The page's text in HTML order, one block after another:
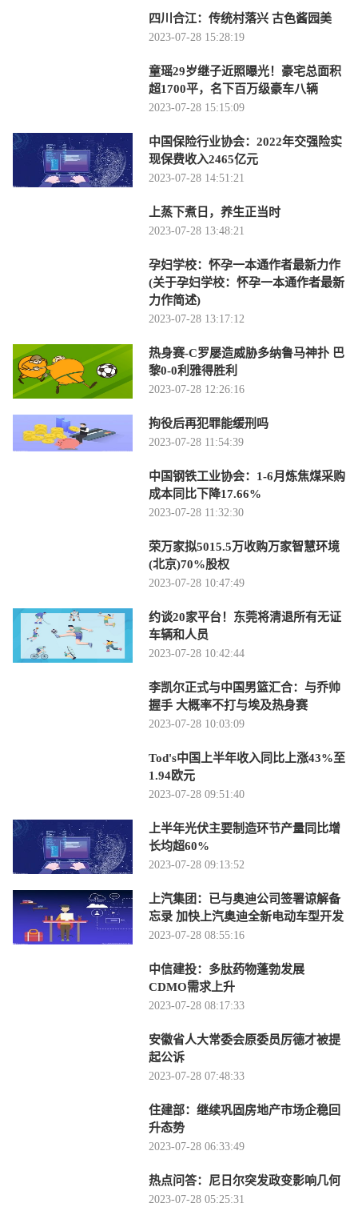
四川合江：传统村落兴 古色酱园美
2023-07-28 15:28:19
童瑶29岁继子近照曝光！豪宅总面积
超1700平，名下百万级豪车八辆
2023-07-28 15:15:09
中国保险行业协会：2022年交强险实
现保费收入2465亿元
2023-07-28 14:51:21
上蒸下煮日，养生正当时
2023-07-28 13:48:21
孕妇学校：怀孕一本通作者最新力作
(关于孕妇学校：怀孕一本通作者最新
力作简述)
2023-07-28 13:17:12
热身赛-C罗屡造威胁多纳鲁马神扑 巴
黎0-0利雅得胜利
2023-07-28 12:26:16
拘役后再犯罪能缓刑吗
2023-07-28 11:54:39
中国钢铁工业协会：1-6月炼焦煤采购
成本同比下降17.66%
2023-07-28 11:32:30
荣万家拟5015.5万收购万家智慧环境
(北京)70%股权
2023-07-28 10:47:49
约谈20家平台！东莞将清退所有无证
车辆和人员
2023-07-28 10:42:44
李凯尔正式与中国男篮汇合：与乔帅
握手 大概率不打与埃及热身赛
2023-07-28 10:03:09
Tod's中国上半年收入同比上涨43%至
1.94欧元
2023-07-28 09:51:40
上半年光伏主要制造环节产量同比增
长均超60%
2023-07-28 09:13:52
上汽集团：已与奥迪公司签署谅解备
忘录 加快上汽奥迪全新电动车型开发
2023-07-28 08:55:16
中信建投：多肽药物蓬勃发展
CDMO需求上升
2023-07-28 08:17:33
安徽省人大常委会原委员厉德才被提
起公诉
2023-07-28 07:48:33
住建部：继续巩固房地产市场企稳回
升态势
2023-07-28 06:33:49
热点问答：尼日尔突发政变影响几何
2023-07-28 05:25:31